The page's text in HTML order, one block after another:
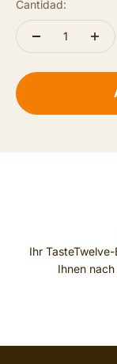
Cantidad:
Ihr
Ihnen